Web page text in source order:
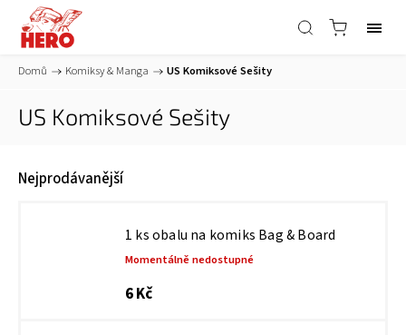
Domů / Komiksy & Manga / US Komiksové Sešity
US Komiksové Sešity
Nejprodávanější
1 ks obalu na komiks Bag & Board
Momentálně nedostupné
6 Kč